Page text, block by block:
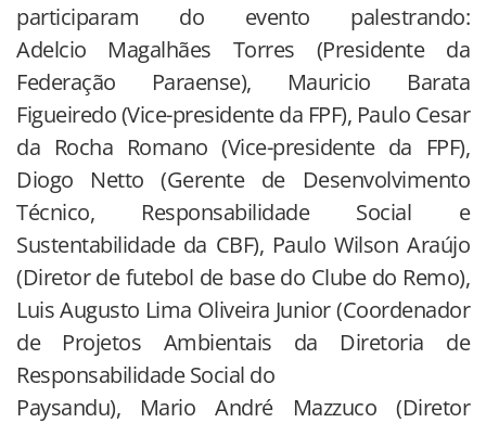
participaram do evento palestrando:
Adelcio Magalhães Torres (Presidente da
Federação Paraense), Mauricio Barata
Figueiredo (Vice-presidente da FPF), Paulo Cesar
da Rocha Romano (Vice-presidente da FPF),
Diogo Netto (Gerente de Desenvolvimento
Técnico, Responsabilidade Social e
Sustentabilidade da CBF), Paulo Wilson Araújo
(Diretor de futebol de base do Clube do Remo),
Luis Augusto Lima Oliveira Junior (Coordenador
de Projetos Ambientais da Diretoria de
Responsabilidade Social do
Paysandu), Mario André Mazzuco (Diretor